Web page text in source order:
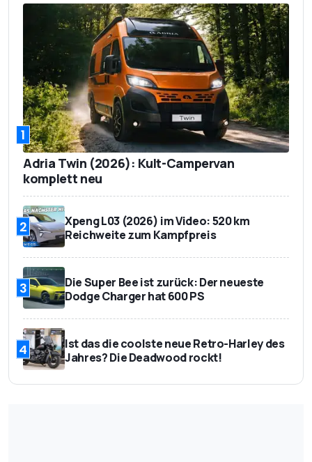
1
Adria Twin (2026): Kult-Campervan
komplett neu
2
Xpeng L03 (2026) im Video: 520 km
Reichweite zum Kampfpreis
3
Die Super Bee ist zurück: Der neueste
Dodge Charger hat 600 PS
4
Ist das die coolste neue Retro-Harley des
Jahres? Die Deadwood rockt!